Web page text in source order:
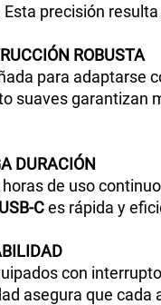
Esta precisión
ROBUSTA
para adaptarse
suaves garantizan
DURACIÓN
de uso
USB-Ces rápida y
con
asegura que